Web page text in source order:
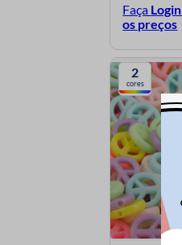
Faça Login
os preços
2
cores